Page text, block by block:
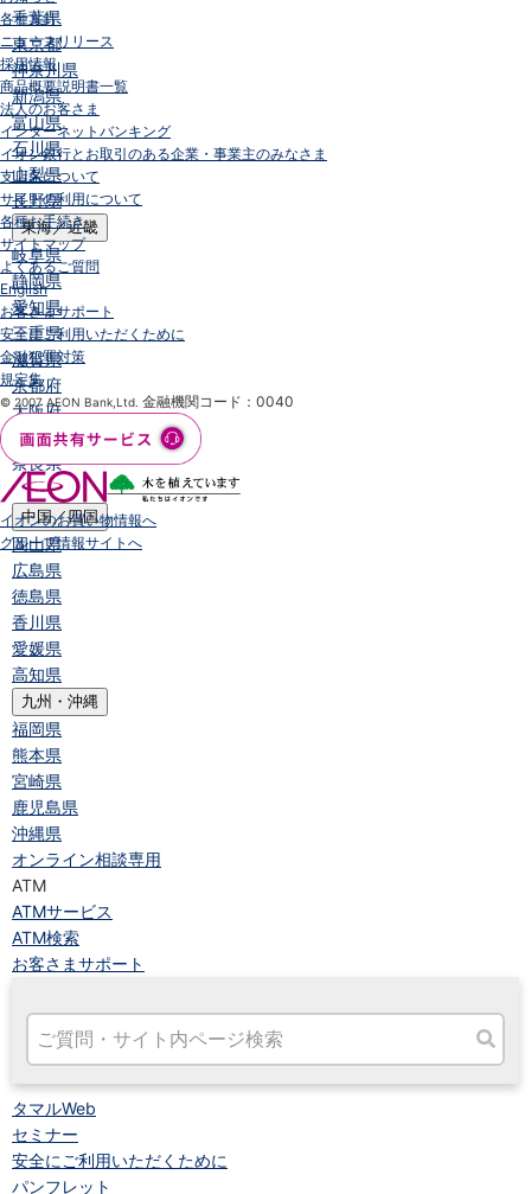
千葉県
東京都
神奈川県
新潟県
富山県
石川県
山梨県
長野県
東海／近畿
岐阜県
静岡県
愛知県
三重県
滋賀県
京都府
大阪府
兵庫県
奈良県
和歌山県
中国／四国
岡山県
広島県
徳島県
香川県
愛媛県
高知県
九州・沖縄
福岡県
熊本県
宮崎県
鹿児島県
沖縄県
オンライン相談専用
ATM
ATMサービス
ATM検索
お客さまサポート
タマルWeb
セミナー
安全にご利用いただくために
パンフレット
各種方針
ニュースリリース
採用情報
商品概要説明書一覧
法人のお客さま
インターネットバンキング
イオン銀行とお取引のある企業・事業主のみなさま
支店名について
サイトの利用について
各種お手続き
サイトマップ
よくあるご質問
English
お客さまサポート
安全にご利用いただくために
金融犯罪対策
規定集
© 2007 AEON Bank,Ltd. 金融機関コード：0040
イオンのお買い物情報へ
グループ情報サイトへ